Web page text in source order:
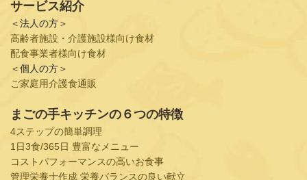
サービス紹介
＜法人の方＞
高齢者施設・介護施設様向け食材
配食事業者様向け食材
＜個人の方＞
ご家庭用介護食通販
まごの手キッチンの６つの特徴
4ステップの簡単調理
1日3食/365日 豊富なメニュー
コストパフォーマンスの高いお食事
管理栄養士作成 栄養バランスの良い献立